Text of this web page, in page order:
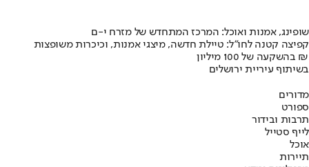
שופינג, אמנות ואוכל: המרכז המתחדש של מזרח י-ם
קפיצה קטנה לחו"ל: טיילת חדשה, מיצגי אמנות, וכיכרות משופצות
בהשקעה של 100 מיליון ₪
בשיתוף עיריית ירושלים
מדורים
ספורט
תרבות ובידור
לייף סטייל
אוכל
תיירות